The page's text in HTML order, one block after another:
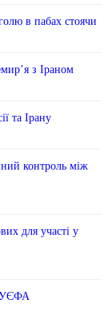
в пабах стоячи
з Іраном
та Ірану
контроль між
для участі у
УЄФА